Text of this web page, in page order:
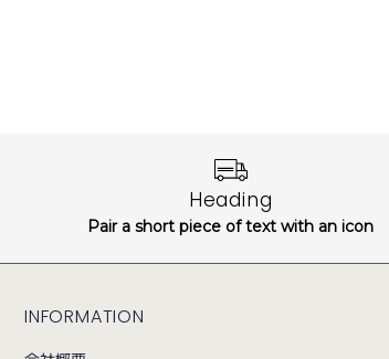
Heading
Pair a short piece of text with an icon
INFORMATION